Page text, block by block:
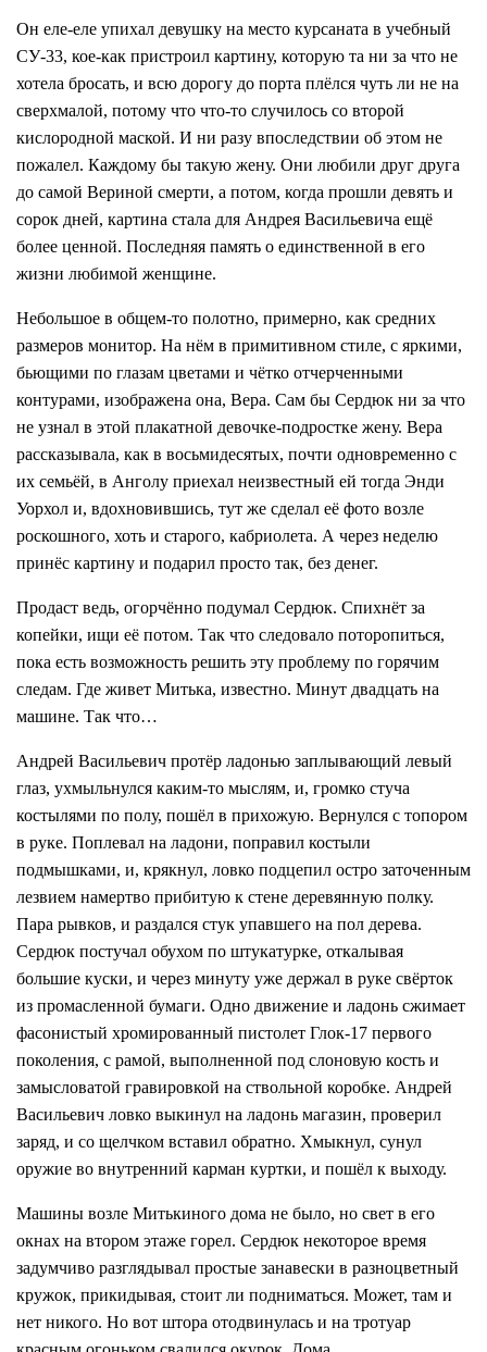
Он еле-еле упихал девушку на место курсаната в учебный
СУ-33, кое-как пристроил картину, которую та ни за что не
хотела бросать, и всю дорогу до порта плёлся чуть ли не на
сверхмалой, потому что что-то случилось со второй
кислородной маской. И ни разу впоследствии об этом не
пожалел. Каждому бы такую жену. Они любили друг друга
до самой Вериной смерти, а потом, когда прошли девять и
сорок дней, картина стала для Андрея Васильевича ещё
более ценной. Последняя память о единственной в его
жизни любимой женщине.
Небольшое в общем-то полотно, примерно, как средних
размеров монитор. На нём в примитивном стиле, с яркими,
бьющими по глазам цветами и чётко отчерченными
контурами, изображена она, Вера. Сам бы Сердюк ни за что
не узнал в этой плакатной девочке-подростке жену. Вера
рассказывала, как в восьмидесятых, почти одновременно с
их семьёй, в Анголу приехал неизвестный ей тогда Энди
Уорхол и, вдохновившись, тут же сделал её фото возле
роскошного, хоть и старого, кабриолета. А через неделю
принёс картину и подарил просто так, без денег.
Продаст ведь, огорчённо подумал Сердюк. Спихнёт за
копейки, ищи её потом. Так что следовало поторопиться,
пока есть возможность решить эту проблему по горячим
следам. Где живет Митька, известно. Минут двадцать на
машине. Так что…
Андрей Васильевич протёр ладонью заплывающий левый
глаз, ухмыльнулся каким-то мыслям, и, громко стуча
костылями по полу, пошёл в прихожую. Вернулся с топором
в руке. Поплевал на ладони, поправил костыли
подмышками, и, крякнул, ловко подцепил остро заточенным
лезвием намертво прибитую к стене деревянную полку.
Пара рывков, и раздался стук упавшего на пол дерева.
Сердюк постучал обухом по штукатурке, откалывая
большие куски, и через минуту уже держал в руке свёрток
из промасленной бумаги. Одно движение и ладонь сжимает
фасонистый хромированный пистолет Глок-17 первого
поколения, с рамой, выполненной под слоновую кость и
замысловатой гравировкой на ствольной коробке. Андрей
Васильевич ловко выкинул на ладонь магазин, проверил
заряд, и со щелчком вставил обратно. Хмыкнул, сунул
оружие во внутренний карман куртки, и пошёл к выходу.
Машины возле Митькиного дома не было, но свет в его
окнах на втором этаже горел. Сердюк некоторое время
задумчиво разглядывал простые занавески в разноцветный
кружок, прикидывая, стоит ли подниматься. Может, там и
нет никого. Но вот штора отодвинулась и на тротуар